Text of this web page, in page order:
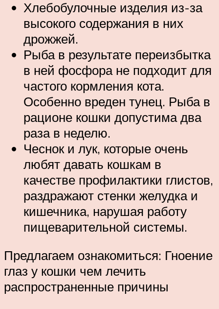
Хлебобулочные изделия из-за
высокого содержания в них
дрожжей.
Рыба в результате переизбытка
в ней фосфора не подходит для
частого кормления кота.
Особенно вреден тунец. Рыба в
рационе кошки допустима два
раза в неделю.
Чеснок и лук, которые очень
любят давать кошкам в
качестве профилактики глистов,
раздражают стенки желудка и
кишечника, нарушая работу
пищеварительной системы.
Предлагаем ознакомиться: Гноение
глаз у кошки чем лечить
распространенные причины